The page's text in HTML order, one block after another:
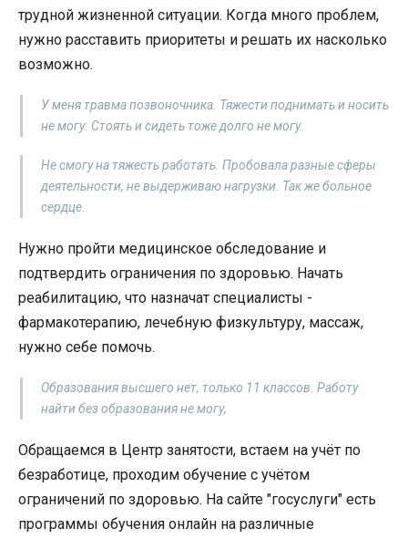
трудной жизненной ситуации. Когда много проблем,
нужно расставить приоритеты и решать их насколько
возможно.
У меня травма позвоночника. Тяжести поднимать и носить
не могу. Стоять и сидеть тоже долго не могу.
Не смогу на тяжесть работать. Пробовала разные сферы
деятельности, не выдерживаю нагрузки. Так же больное
сердце.
Нужно пройти медицинское обследование и
подтвердить ограничения по здоровью. Начать
реабилитацию, что назначат специалисты -
фармакотерапию, лечебную физкультуру, массаж,
нужно себе помочь.
Образования высшего нет, только 11 классов. Работу
найти без образования не могу,
Обращаемся в Центр занятости, встаем на учёт по
безработице, проходим обучение с учётом
ограничений по здоровью. На сайте "госуслуги" есть
программы обучения онлайн на различные